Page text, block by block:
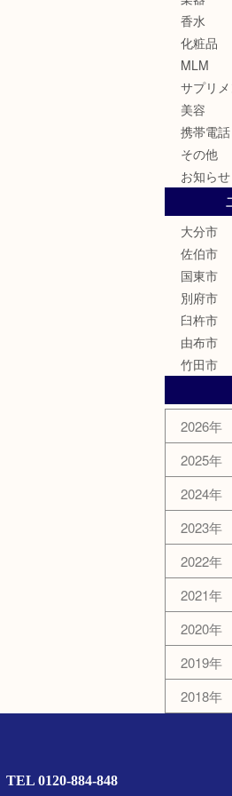
香水
化粧品
MLM
サプリメ
美容
携帯電話
その他
お知らせ
大分市
佐伯市
国東市
別府市
臼杵市
由布市
竹田市
2026年
2025年
2024年
2023年
2022年
2021年
2020年
2019年
2018年
TEL 0120-884-848